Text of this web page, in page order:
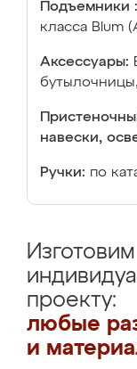
Подъемники :
класса Blum
Аксессуары:
навески,
Ручки: по
проекту:
любые
и